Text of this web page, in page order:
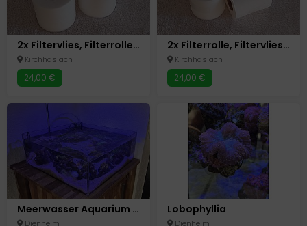
2x Filtervlies, Filterrolle XXL 15cm breit, 47m lang, Dichte 40gr für Clarisea SK5000 und MarineClean MC5000
Kirchhaslach
24,00 €
2x Filterrolle, Filtervlies XXL 15cm breit, 47m lang, Dichte 40gr für Clarisea SK5000 und MarineClean MC5000
Kirchhaslach
24,00 €
Meerwasser Aquarium Shallow Reef
Dienheim
Lobophyllia
Dienheim